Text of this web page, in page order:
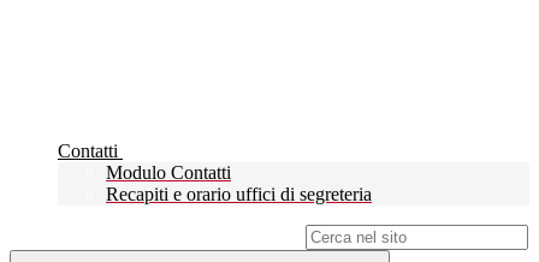
Contatti
Modulo Contatti
Recapiti e orario uffici di segreteria